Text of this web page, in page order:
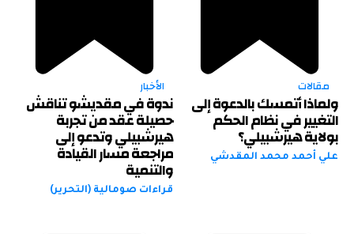
مقالات
ولماذا أتمسك بالدعوة إلى
التغيير في نظام الحكم
بولاية هيرشبيلي؟
علي أحمد محمد المقدشي
الأخبار
ندوة في مقديشو تناقش
حصيلة عقد من تجربة
هيرشبيلي وتدعو إلى
مراجعة مسار القيادة
والتنمية
قراءات صومالية (التحرير)